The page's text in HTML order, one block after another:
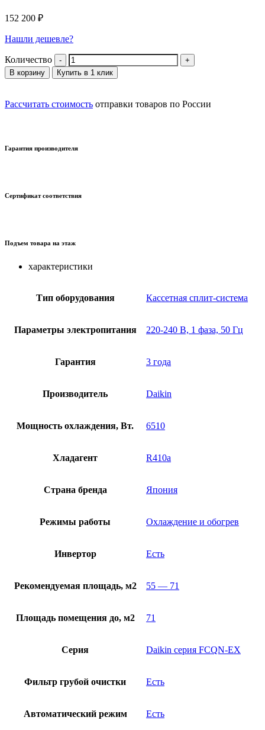
152 200 ₽
Нашли дешевле?
Количество
В корзину Купить в 1 клик
Рассчитать стоимость отправки товаров по России
Гарантия производителя
Сертификат соответствия
Подъем товара на этаж
характеристики
Тип оборудования Кассетная сплит-система
Параметры электропитания 220-240 В, 1 фаза, 50 Гц
Гарантия 3 года
Производитель Daikin
Мощность охлаждения, Вт. 6510
Хладагент R410a
Страна бренда Япония
Режимы работы Охлаждение и обогрев
Инвертор Есть
Рекомендуемая площадь, м2 55 — 71
Площадь помещения до, м2 71
Серия Daikin серия FCQN-EX
Фильтр грубой очистки Есть
Автоматический режим Есть